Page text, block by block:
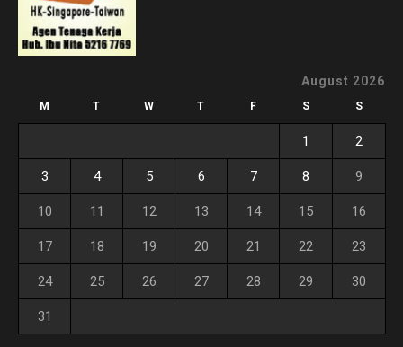
August 2026
M T W T F S S
1 2
3 4 5 6 7 8 9
10 11 12 13 14 15 16
17 18 19 20 21 22 23
24 25 26 27 28 29 30
31